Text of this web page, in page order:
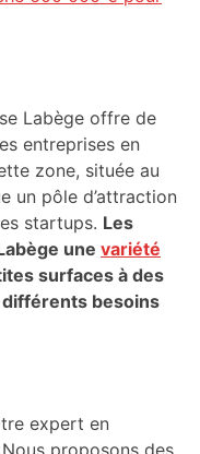
Labège offre de
entreprises en
zone, située au
un pôle d’attraction
startups. Les
une variété
surfaces à des
différents besoins
expert en
proposons des